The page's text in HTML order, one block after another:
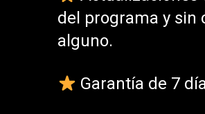
del programa y sin
alguno.
Garantía de 7